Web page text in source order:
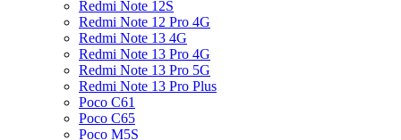
Redmi Note 12S
Redmi Note 12 Pro 4G
Redmi Note 13 4G
Redmi Note 13 Pro 4G
Redmi Note 13 Pro 5G
Redmi Note 13 Pro Plus
Poco C61
Poco C65
Poco M5S